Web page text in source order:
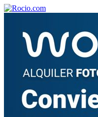
¡Bienvenido! Soy el